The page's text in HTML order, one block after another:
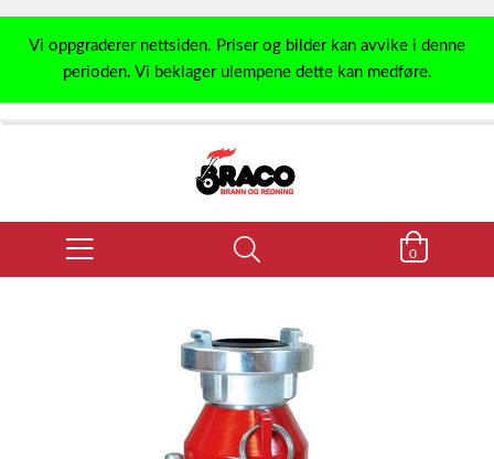
Vi oppgraderer nettsiden. Priser og bilder kan avvike i denne
perioden. Vi beklager ulempene dette kan medføre.
0